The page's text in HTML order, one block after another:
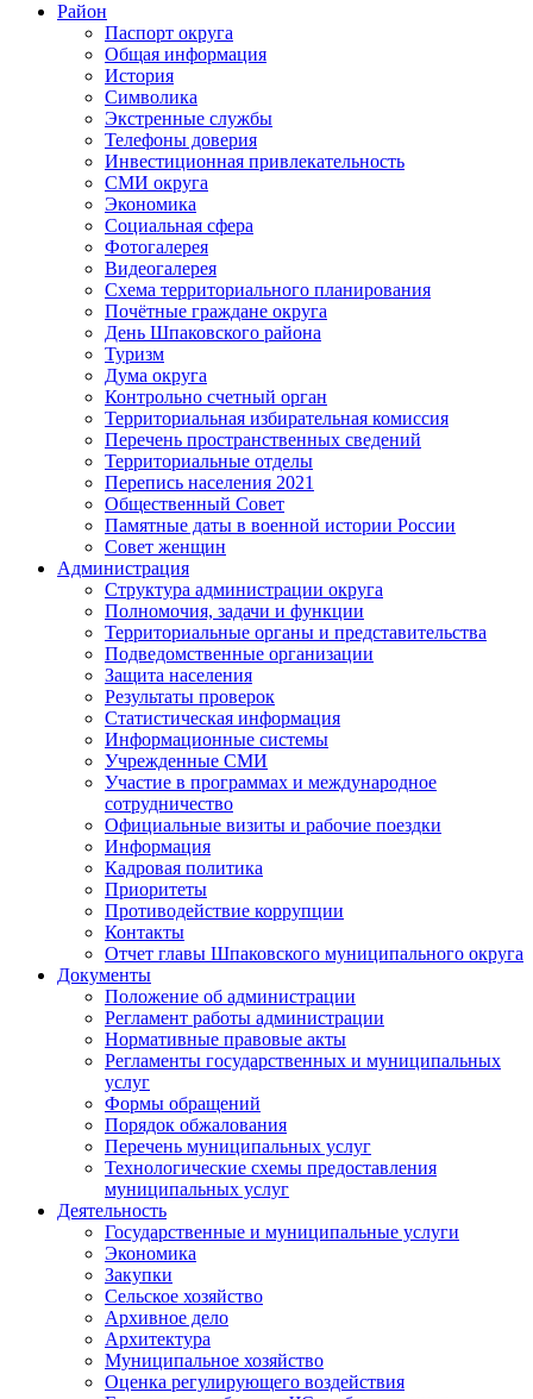
Район
Паспорт округа
Общая информация
История
Символика
Экстренные службы
Телефоны доверия
Инвестиционная привлекательность
СМИ округа
Экономика
Социальная сфера
Фотогалерея
Видеогалерея
Схема территориального планирования
Почётные граждане округа
День Шпаковского района
Туризм
Дума округа
Контрольно счетный орган
Территориальная избирательная комиссия
Перечень пространственных сведений
Территориальные отделы
Перепись населения 2021
Общественный Совет
Памятные даты в военной истории России
Совет женщин
Администрация
Структура администрации округа
Полномочия, задачи и функции
Территориальные органы и представительства
Подведомственные организации
Защита населения
Результаты проверок
Статистическая информация
Информационные системы
Учрежденные СМИ
Участие в программах и международное
сотрудничество
Официальные визиты и рабочие поездки
Информация
Кадровая политика
Приоритеты
Противодействие коррупции
Контакты
Отчет главы Шпаковского муниципального округа
Документы
Положение об администрации
Регламент работы администрации
Нормативные правовые акты
Регламенты государственных и муниципальных
услуг
Формы обращений
Порядок обжалования
Перечень муниципальных услуг
Технологические схемы предоставления
муниципальных услуг
Деятельность
Государственные и муниципальные услуги
Экономика
Закупки
Сельское хозяйство
Архивное дело
Архитектура
Муниципальное хозяйство
Оценка регулирующего воздействия